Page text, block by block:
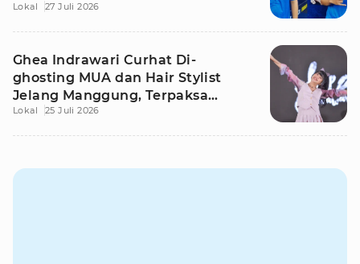
Mereka!
Lokal 27 Juli 2026
Ghea Indrawari Curhat Di-
ghosting MUA dan Hair Stylist
Jelang Manggung, Terpaksa
Dandan Sendiri
Lokal 25 Juli 2026